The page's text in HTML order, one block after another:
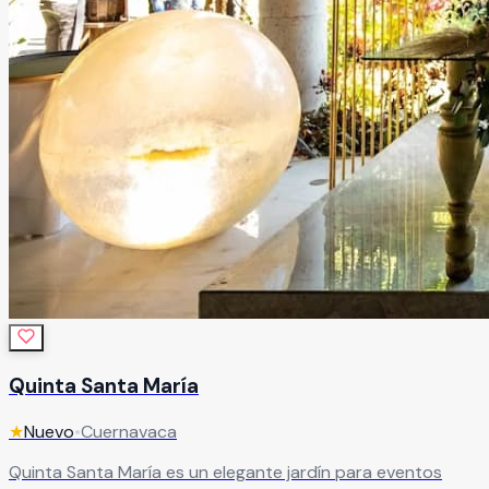
Quinta Santa María
★Nuevo•Cuernavaca
Quinta Santa María es un elegante jardín para eventos